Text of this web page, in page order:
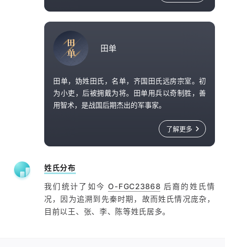
史册。在位期间，齐威王任用邹忌为相，田忌为
将，孙膑为军师，进行政治改革，修明法制、选
贤任能、赏罚分明、国力日强。经桂陵、马陵两
役，大败魏军，开始称雄于诸侯。同时，齐威王
礼贤重士，在国都临淄稷门外修建稷下学宫，广
招天下贤士议政讲学，成为当时的学术文化中
心。
公元前 320 年，齐威王去世，葬于田齐王陵（今
山东省淄博市临淄区齐陵镇内），享年五十九
岁。
田
单
田单
田单，妫姓田氏，名单，齐国田氏远房宗室。初
为小吏，后被拥戴为将。田单用兵以奇制胜，善
用智术，是战国后期杰出的军事家。
公元前 284 年，乐毅率领五国军队攻打齐国，连
燕军，收复齐国失地，被齐襄王拜为相国，封为
宗建议，为武庙增设祭祀名将六十四人，其中就
有安平君田单。至宋徽宗宣和五年（1123 年），
武庙重列祭祀名将七十二人，其中亦包括田单。
了解更多
姓氏分布
我们统计了如今 O-FGC23868 后裔的姓氏情
况，因为追溯到先秦时期，故而姓氏情况庞杂，
目前以王、张、李、陈等姓氏居多。